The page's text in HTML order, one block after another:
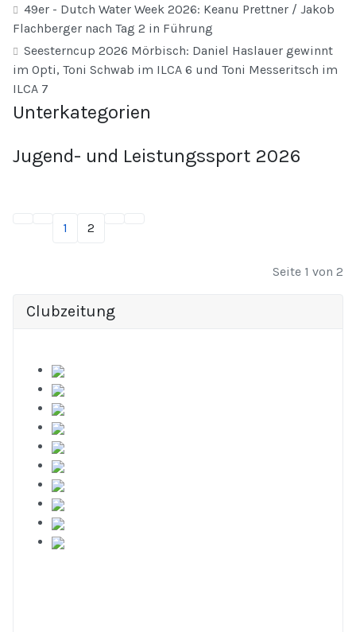
49er - Dutch Water Week 2026: Keanu Prettner / Jakob
Flachberger nach Tag 2 in Führung
Seesterncup 2026 Mörbisch: Daniel Haslauer gewinnt
im Opti, Toni Schwab im ILCA 6 und Toni Messeritsch im
ILCA 7
Unterkategorien
Jugend- und Leistungssport 2026
1 2
Seite 1 von 2
Clubzeitung